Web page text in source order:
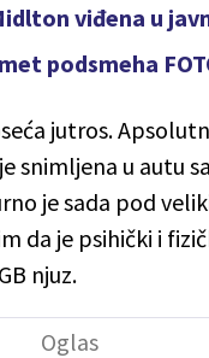
viđena u
podsmeha
jutros.
snimljena u autu
je sada pod
da je psihički i
njuz.